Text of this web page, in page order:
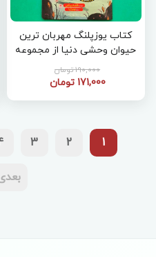
کتاب یوزپلنگ مهربان ترین
حیوان وحشی دنیا از مجموعه
انجمن مخفی حیوانات 6
190,000 تومان
171,000 تومان
1
2
3